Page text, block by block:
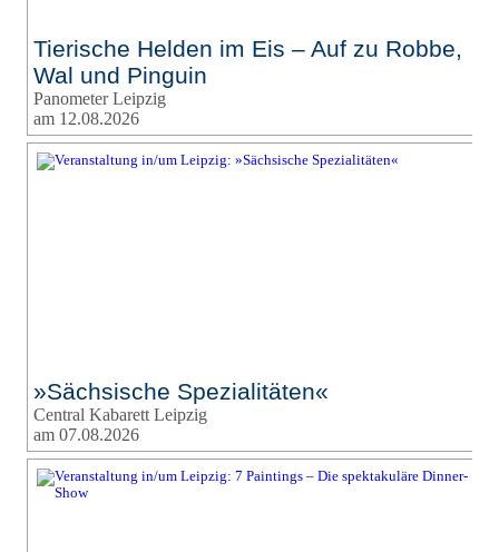
Tierische Helden im Eis – Auf zu Robbe,
Wal und Pinguin
Panometer Leipzig
am 12.08.2026
»Sächsische Spezialitäten«
Central Kabarett Leipzig
am 07.08.2026